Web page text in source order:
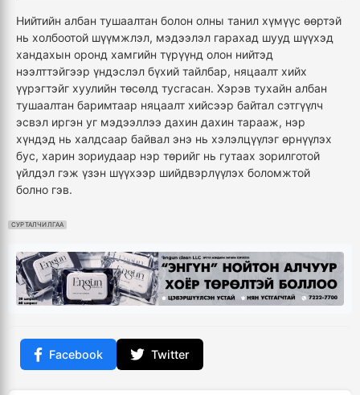
Нийтийн албан тушаалтан болон олны танил хүмүүс өөртэй
нь холбоотой шүүмжлэл, мэдээлэл гарахад шууд шүүхэд
хандахын оронд хамгийн түрүүнд олон нийтэд
нээлттэйгээр үндэслэл бүхий тайлбар, няцаалт хийх
үүрэгтэйг хуулийн төсөлд тусгасан. Хэрэв тухайн албан
тушаалтан баримтаар няцаалт хийсээр байтал сэтгүүлч
эсвэл иргэн уг мэдээллээ дахин дахин тарааж, нэр
хүндэд нь халдсаар байвал энэ нь хэлэлцүүлэг өрнүүлэх
бус, харин зориудаар нэр төрийг нь гутаах зорилготой
үйлдэл гэж үзэн шүүхээр шийдвэрлүүлэх боломжтой
болно гэв.
СУРТАЛЧИЛГАА
Facebook Twitter